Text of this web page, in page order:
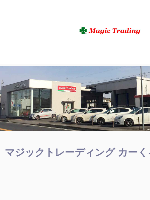
マジックトレーディング カー